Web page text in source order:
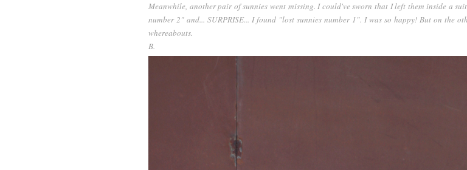
Meanwhile, another pair of sunnies went missing. I could've sworn that I left them inside a
number 2" and... SURPRISE... I found "lost sunnies number 1". I was so happy! But on the
whereabouts.
B.